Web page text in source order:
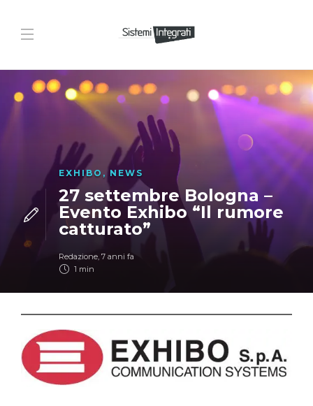
EXHIBO , NEWS
27 settembre Bologna –
Evento Exhibo “Il rumore
catturato”
Redazione, 7 anni fa
1 min